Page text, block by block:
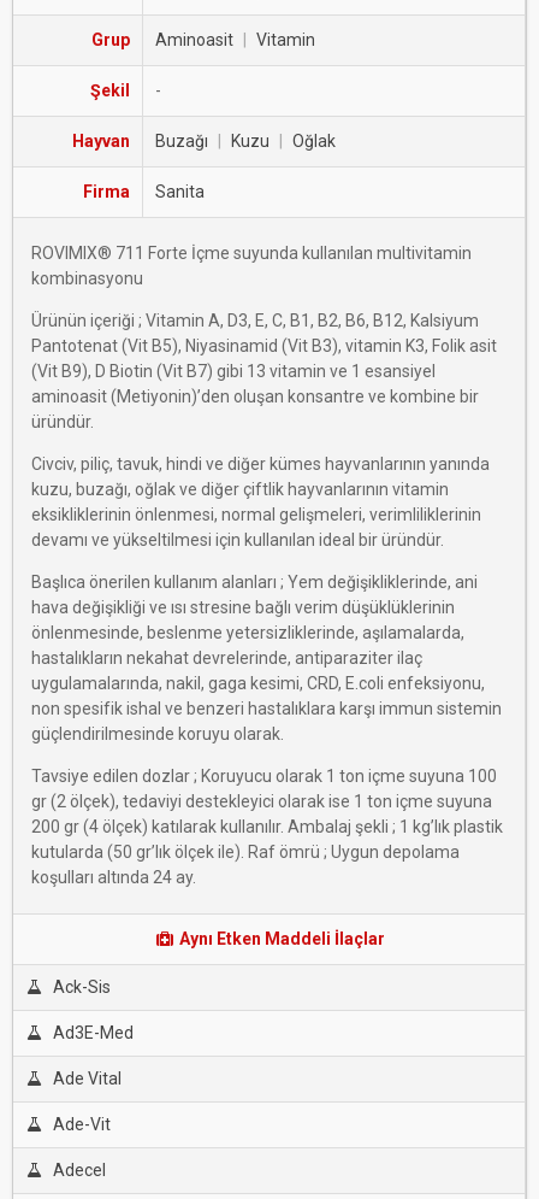
Grup Aminoasit Vitamin
Şekil -
Hayvan Buzağı Kuzu Oğlak
Firma Sanita
ROVIMIX® 711 Forte İçme suyunda kullanılan multivitamin
kombinasyonu
Ürünün içeriği ; Vitamin A, D3, E, C, B1, B2, B6, B12, Kalsiyum
Pantotenat (Vit B5), Niyasinamid (Vit B3), vitamin K3, Folik asit
(Vit B9), D Biotin (Vit B7) gibi 13 vitamin ve 1 esansiyel
aminoasit (Metiyonin)’den oluşan konsantre ve kombine bir
üründür.
Civciv, piliç, tavuk, hindi ve diğer kümes hayvanlarının yanında
kuzu, buzağı, oğlak ve diğer çiftlik hayvanlarının vitamin
eksikliklerinin önlenmesi, normal gelişmeleri, verimliliklerinin
devamı ve yükseltilmesi için kullanılan ideal bir üründür.
Başlıca önerilen kullanım alanları ; Yem değişikliklerinde, ani
hava değişikliği ve ısı stresine bağlı verim düşüklüklerinin
önlenmesinde, beslenme yetersizliklerinde, aşılamalarda,
hastalıkların nekahat devrelerinde, antiparaziter ilaç
uygulamalarında, nakil, gaga kesimi, CRD, E.coli enfeksiyonu,
non spesifik ishal ve benzeri hastalıklara karşı immun sistemin
güçlendirilmesinde koruyu olarak.
Tavsiye edilen dozlar ; Koruyucu olarak 1 ton içme suyuna 100
gr (2 ölçek), tedaviyi destekleyici olarak ise 1 ton içme suyuna
200 gr (4 ölçek) katılarak kullanılır. Ambalaj şekli ; 1 kg’lık plastik
kutularda (50 gr’lık ölçek ile). Raf ömrü ; Uygun depolama
koşulları altında 24 ay.
Aynı Etken Maddeli İlaçlar
Ack-Sis
Ad3E-Med
Ade Vital
Ade-Vit
Adecel